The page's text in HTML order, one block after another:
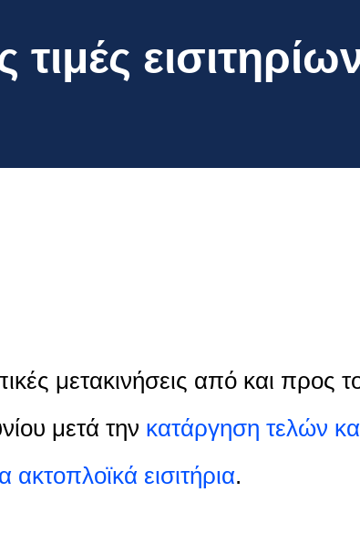
τιμές
μετακινήσεις από και προς
μετά την κατάργηση τελών
εισιτήρια.